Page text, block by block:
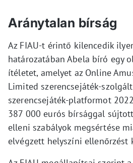
Aránytalan bírság
Az FIAU-t érintő kilencedik
határozatában Abela bíró egy
ítéletet, amelyet az Online
Limited szerencsejáték-
szerencsejáték-platformot
387 000 eurós bírsággal
elleni szabályok megsértése
elvégzett helyszíni ellenőrzést